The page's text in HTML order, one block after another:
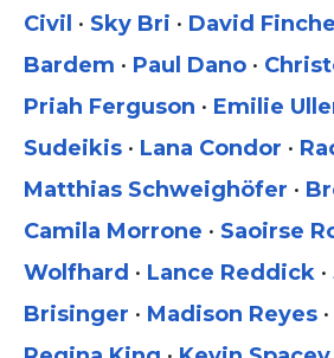
Civil • Sky Bri • David
Bardem • Paul Dano •
Priah Ferguson • Emilie
Sudeikis • Lana Condor •
Matthias Schweighöfer •
Camila Morrone • Saoirse
Wolfhard • Lance Reddick •
Brisinger • Madison Reyes •